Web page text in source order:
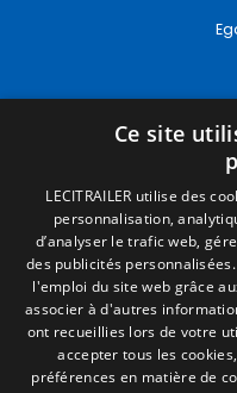
Conditions
Camino de los
50620 -
Ce site
LECITRAILER utilise des
personnalisation,
d’analyser le trafic web,
des publicités
l'emploi du site web grâce
associer à d'autres
ont recueillies lors de votre
accepter tous les
préférences en matière de